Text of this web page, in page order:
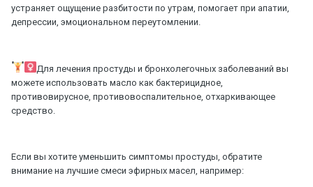
устраняет ощущение разбитости по утрам, помогает при апатии,
депрессии, эмоциональном переутомлении.
Для лечения простуды и бронхолегочных заболеваний вы
можете использовать масло как бактерицидное,
противовирусное, противовоспалительное, отхаркивающее
средство.
Если вы хотите уменьшить симптомы простуды, обратите
внимание на лучшие смеси эфирных масел, например: